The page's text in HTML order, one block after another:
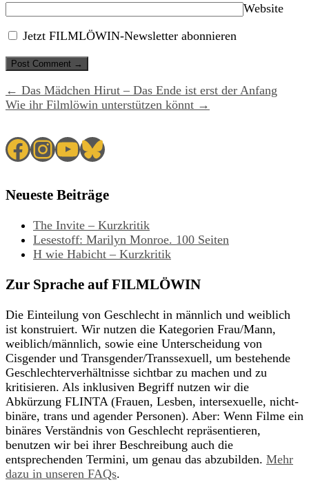
Website
Jetzt FILMLÖWIN-Newsletter abonnieren
← Das Mädchen Hirut – Das Ende ist erst der Anfang
Wie ihr Filmlöwin unterstützen könnt →
Facebook
Instagram
YouTube
Bluesky
Neueste Beiträge
The Invite – Kurzkritik
Lesestoff: Marilyn Monroe. 100 Seiten
H wie Habicht – Kurzkritik
Zur Sprache auf FILMLÖWIN
Die Einteilung von Geschlecht in männlich und weiblich
ist konstruiert. Wir nutzen die Kategorien Frau/Mann,
weiblich/männlich, sowie eine Unterscheidung von
Cisgender und Transgender/Transsexuell, um bestehende
Geschlechterverhältnisse sichtbar zu machen und zu
kritisieren. Als inklusiven Begriff nutzen wir die
Abkürzung FLINTA (Frauen, Lesben, intersexuelle, nicht-
binäre, trans und agender Personen). Aber: Wenn Filme ein
binäres Verständnis von Geschlecht repräsentieren,
benutzen wir bei ihrer Beschreibung auch die
entsprechenden Termini, um genau das abzubilden. Mehr
dazu in unseren FAQs.